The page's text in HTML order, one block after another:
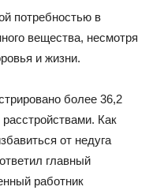
потребностью в
вещества, несмотря
и жизни.
более 36,2
Как
от недуга
главный
работник